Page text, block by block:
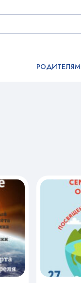
РОДИТЕЛЯМ